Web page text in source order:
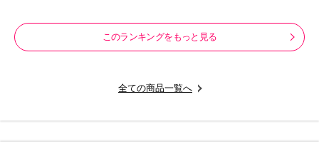
このランキングをもっと見る
全ての商品一覧へ